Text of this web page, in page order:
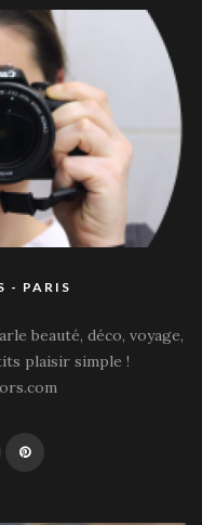
- PARIS
beauté, déco, voyage,
plaisir simple !